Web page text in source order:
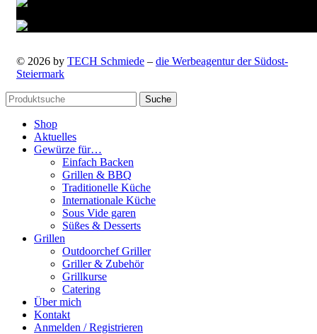
© 2026 by TECH Schmiede – die Werbeagentur der Südost-
Steiermark
Suche
Shop
Aktuelles
Gewürze für…
Einfach Backen
Grillen & BBQ
Traditionelle Küche
Internationale Küche
Sous Vide garen
Süßes & Desserts
Grillen
Outdoorchef Griller
Griller & Zubehör
Grillkurse
Catering
Über mich
Kontakt
Anmelden / Registrieren